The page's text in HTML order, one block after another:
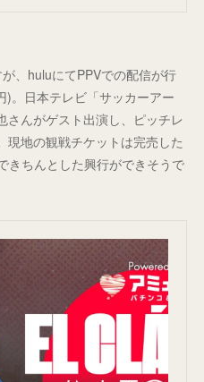
、huluにてPPVでの配信が行
。日本テレビ「サッカーアー
さんがゲスト出演し、ピッチレ
現地の観戦チケットは完売した
きちんとした興行ができそうで